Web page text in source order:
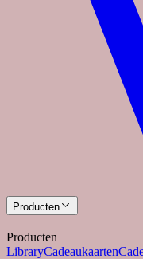
Producten
Producten
LibraryCadeaukaarten